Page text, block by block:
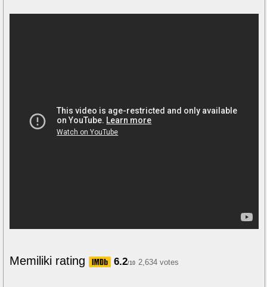
Memiliki rating 6.2/10 2,634 votes